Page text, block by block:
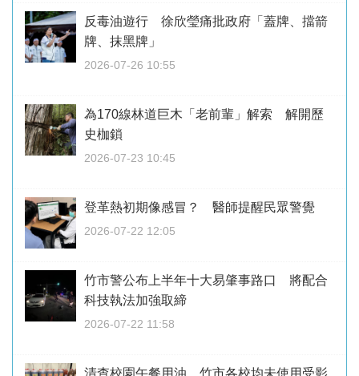
反毒油遊行 徐欣瑩痛批政府「蓋牌、擋箭
牌、抹黑牌」
2026-07-26 10:55
為170線林道巨木「老前輩」解索 解開歷
史枷鎖
2026-07-23 10:45
登革熱初期像感冒？ 醫師提醒民眾警覺
2026-07-22 12:05
竹市警公布上半年十大易肇事路口 將配合
科技執法加強取締
2026-07-22 11:58